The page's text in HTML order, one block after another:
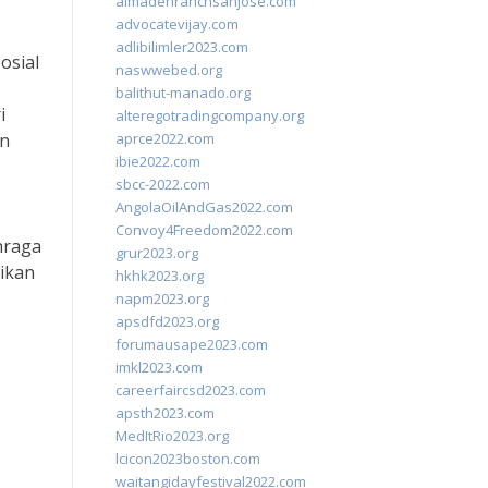
advocatevijay.com
adlibilimler2023.com
naswwebed.org
balithut-manado.org
alteregotradingcompany.org
aprce2022.com
ibie2022.com
sbcc-2022.com
AngolaOilAndGas2022.com
Convoy4Freedom2022.com
grur2023.org
hkhk2023.org
napm2023.org
apsdfd2023.org
forumausape2023.com
imkl2023.com
careerfaircsd2023.com
apsth2023.com
MedItRio2023.org
lcicon2023boston.com
waitangidayfestival2022.com